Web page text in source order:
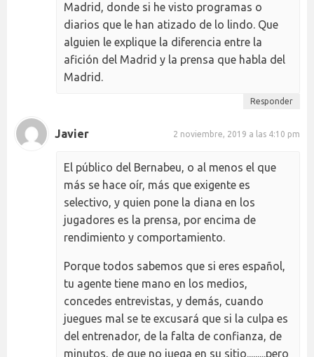
Madrid, donde si he visto programas o
diarios que le han atizado de lo lindo. Que
alguien le explique la diferencia entre la
afición del Madrid y la prensa que habla del
Madrid.
Responder
Javier 2 noviembre, 2019 a las 4:10 pm
El público del Bernabeu, o al menos el que
más se hace oír, más que exigente es
selectivo, y quien pone la diana en los
jugadores es la prensa, por encima de
rendimiento y comportamiento.
Porque todos sabemos que si eres español,
tu agente tiene mano en los medios,
concedes entrevistas, y demás, cuando
juegues mal se te excusará que si la culpa es
del entrenador, de la falta de confianza, de
minutos, de que no juega en su sitio.........pero